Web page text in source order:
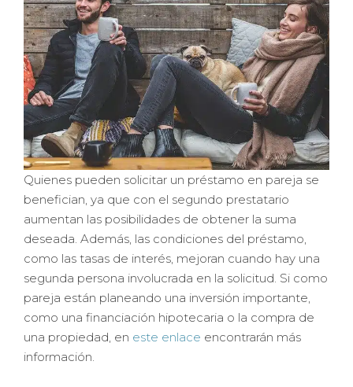
Quienes pueden solicitar un préstamo en pareja se
benefician, ya que con el segundo prestatario
aumentan las posibilidades de obtener la suma
deseada. Además, las condiciones del préstamo,
como las tasas de interés, mejoran cuando hay una
segunda persona involucrada en la solicitud. Si como
pareja están planeando una inversión importante,
como una financiación hipotecaria o la compra de
una propiedad, en este enlace encontrarán más
información.